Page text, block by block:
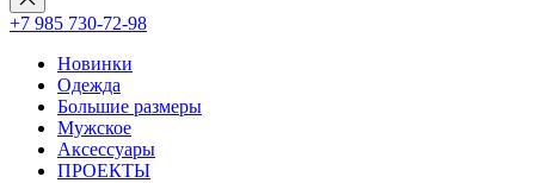
+7 985 730-72-98
Новинки
Одежда
Большие размеры
Мужское
Аксессуары
ПРОЕКТЫ